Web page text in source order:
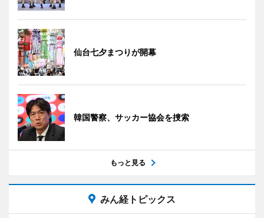
仙台七夕まつりが開幕
韓国警察、サッカー協会を捜索
もっと見る
みん経トピックス